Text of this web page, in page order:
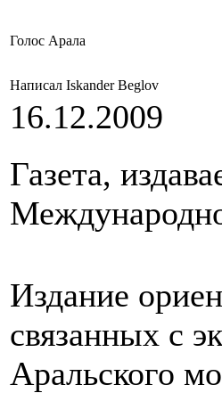
Голос Арала
Написал Iskander Beglov
16.12.2009
Газета,
Издание
связанных с
Аральского